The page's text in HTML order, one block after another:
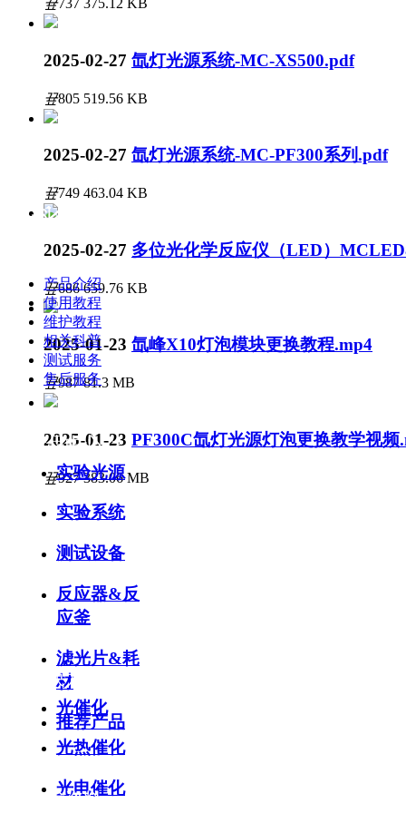
끂737 375.12 KB
2025-02-27 氙灯光源系统-MC-XS500.pdf
끂805 519.56 KB
2025-02-27 氙灯光源系统-MC-PF300系列.pdf
끂749 463.04 KB
2025-02-27 多位光化学反应仪（LED）
끂686 659.76 KB
2025-01-23 氙峰X10灯泡模块更换教程.mp4
끂987 81.3 MB
2025-01-23 PF300C氙灯光源灯泡更换教学视频
끂927 383.06 MB
资料分类
产品介绍
使用教程
维护教程
相关科普
测试服务
售后服务
产品中心 >
实验光源
实验系统
测试设备
反应器&反
应釜
滤光片&耗
材
推荐产品
解决方案 >
光催化
光热催化
光电催化
技术资料 >